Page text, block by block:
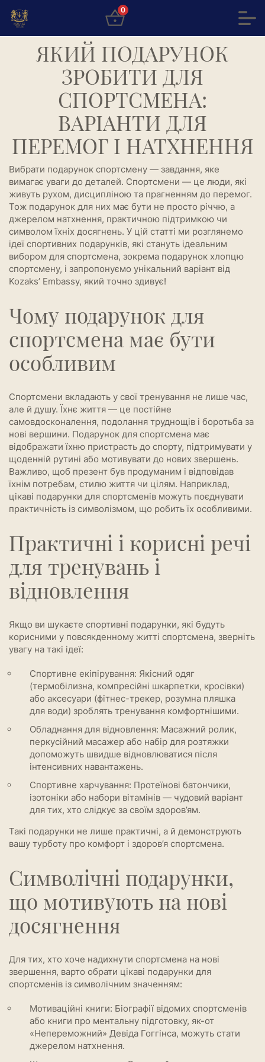
0
ЯКИЙ ПОДАРУНОК
ЗРОБИТИ ДЛЯ
СПОРТСМЕНА:
ВАРІАНТИ ДЛЯ
ПЕРЕМОГ І НАТХНЕННЯ
Вибрати подарунок спортсмену — завдання, яке
вимагає уваги до деталей. Спортсмени — це люди, які
живуть рухом, дисципліною та прагненням до перемог.
Тож подарунок для них має бути не просто річчю, а
джерелом натхнення, практичною підтримкою чи
символом їхніх досягнень. У цій статті ми розглянемо
ідеї спортивних подарунків, які стануть ідеальним
вибором для спортсмена, зокрема подарунок хлопцю
спортсмену, і запропонуємо унікальний варіант від
Kozaks’ Embassy, який точно здивує!
Чому подарунок для
спортсмена має бути
особливим
Спортсмени вкладають у свої тренування не лише час,
але й душу. Їхнє життя — це постійне
самовдосконалення, подолання труднощів і боротьба за
нові вершини. Подарунок для спортсмена має
відображати їхню пристрасть до спорту, підтримувати у
щоденній рутині або мотивувати до нових звершень.
Важливо, щоб презент був продуманим і відповідав
їхнім потребам, стилю життя чи цілям. Наприклад,
цікаві подарунки для спортсменів можуть поєднувати
практичність із символізмом, що робить їх особливими.
Практичні і корисні речі
для тренувань і
відновлення
Якщо ви шукаєте спортивні подарунки, які будуть
корисними у повсякденному житті спортсмена, зверніть
увагу на такі ідеї:
Спортивне екіпірування: Якісний одяг
(термобілизна, компресійні шкарпетки, кросівки)
або аксесуари (фітнес-трекер, розумна пляшка
для води) зроблять тренування комфортнішими.
Обладнання для відновлення: Масажний ролик,
перкусійний масажер або набір для розтяжки
допоможуть швидше відновлюватися після
інтенсивних навантажень.
Спортивне харчування: Протеїнові батончики,
ізотоніки або набори вітамінів — чудовий варіант
для тих, хто слідкує за своїм здоров’ям.
Такі подарунки не лише практичні, а й демонструють
вашу турботу про комфорт і здоров’я спортсмена.
Символічні подарунки,
що мотивують на нові
досягнення
Для тих, хто хоче надихнути спортсмена на нові
звершення, варто обрати цікаві подарунки для
спортсменів із символічним значенням:
Мотиваційні книги: Біографії відомих спортсменів
або книги про ментальну підготовку, як-от
«Непереможний» Девіда Гоггінса, можуть стати
джерелом натхнення.